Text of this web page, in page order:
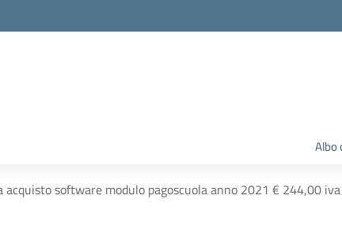
Albo
acquisto software modulo pagoscuola anno 2021 € 244,00